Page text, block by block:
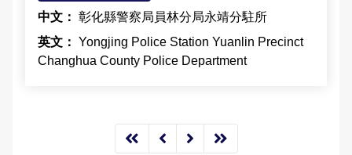
彰化縣警察局員林分局永靖分駐所
Yongjing Police Station Yuanlin Precinct
Changhua County Police Department